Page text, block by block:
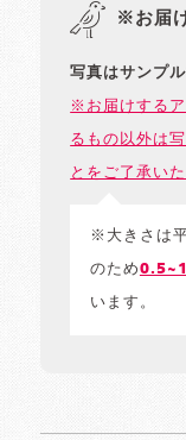
※お届
写真はサンプル
※お届けする
るもの以外は
とをご了承い
※大きさは
のため
います。